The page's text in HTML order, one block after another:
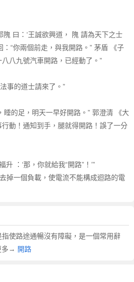
隗 曰：‘王誠欲興道， 隗 請為天下之士
：“你兩個前走，與我開路。” 茅盾 《子
八九號汽車開路，已經動了。”
事的道士請來了。”
睡的足，明天一早好開路。” 郭澄清 《大
動！通知到手，腿就得開路！誤了一分
：‘那，你就給我“開路”！’”
掉一個負載，使電流不能構成迴路的電
使路途通暢沒有障礙，是一個常用辭
多→ 開路